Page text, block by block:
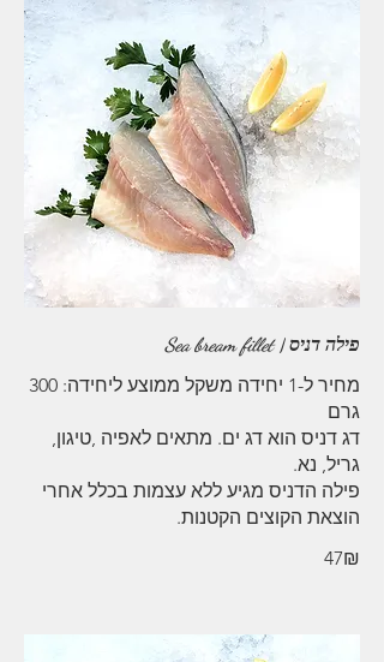
פילה דניס | Sea bream fillet
מחיר ל-1 יחידה משקל ממוצע ליחידה: 300
דג דניס הוא דג ים. מתאים לאפיה ,טיגון,
פילה הדניס מגיע ללא עצמות בכלל אחרי
הוצאת הקוצים הקטנות.
‏47 ‏₪